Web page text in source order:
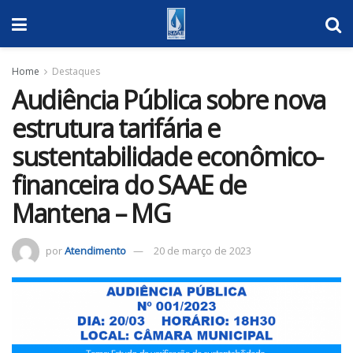
Home Destaques
Audiência Pública sobre nova
estrutura tarifária e
sustentabilidade econômico-
financeira do SAAE de
Mantena – MG
porAtendimento 20 de março de 2023